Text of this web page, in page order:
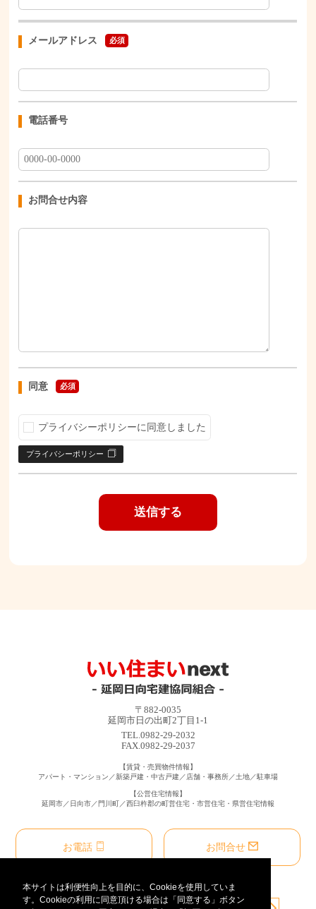
本サイトは利便性向上を目的に、Cookieを使用していま
す。Cookieの利用に同意頂ける場合は「同意する」ボタン
メールアドレス 必須
電話番号
お問合せ内容
同意 必須
プライバシーポリシーに同意しました
プライバシーポリシー
〒882-0035
延岡市日の出町2丁目1-1
TEL.0982-29-2032
FAX.0982-29-2037
【賃貸・売買物件情報】
アパート・マンション／新築戸建・中古戸建／店舗・事務所／土地／駐車場
【公営住宅情報】
延岡市／日向市／門川町／西臼杵郡の町営住宅・市営住宅・県営住宅情報
お電話 お問合せ